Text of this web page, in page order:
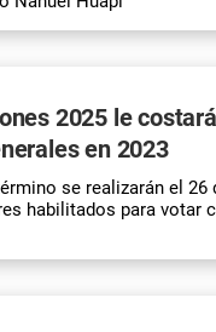
2025 le
en 2023
se realizarán el 26
habilitados para votar